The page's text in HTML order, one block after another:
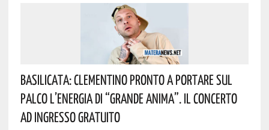
Basilicata: Clementino Pronto A Portare Sul
Palco L’energia Di “Grande Anima”. Il Concerto
Ad Ingresso Gratuito